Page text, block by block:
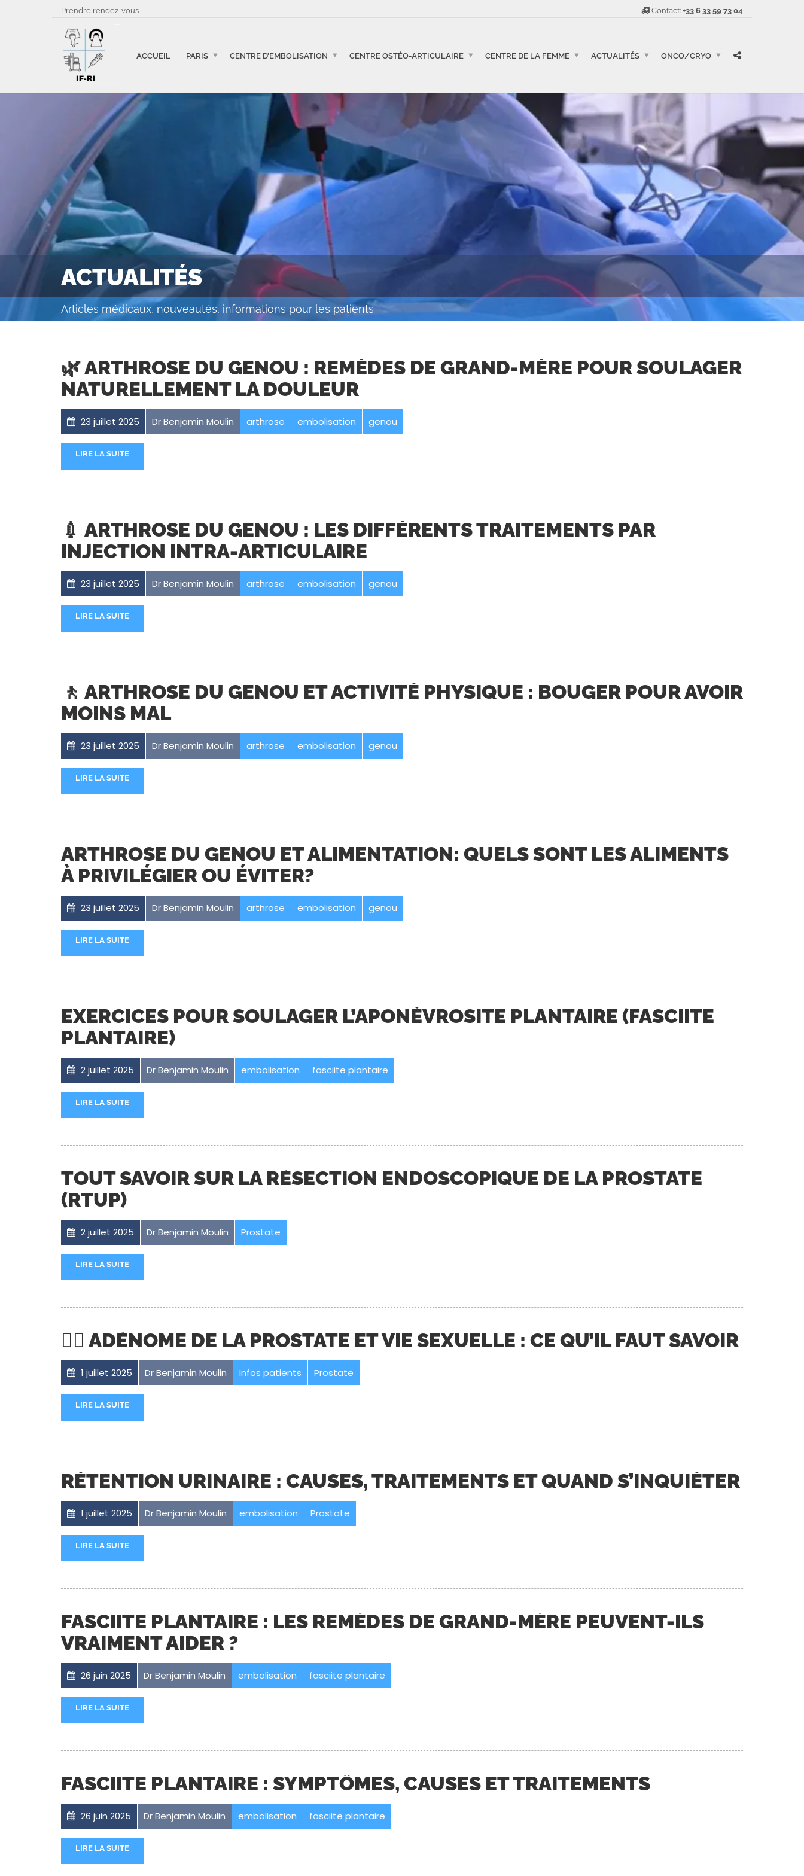
Prendre rendez-vous Contact: +33 6 33 59 73 04
ACCUEIL PARIS CENTRE D’EMBOLISATION CENTRE OSTÉO-ARTICULAIRE CENTRE DE LA FEMME ACTUALITÉS ONCO/CRYO
ACTUALITÉS
Articles médicaux, nouveautés, informations pour les patients
🌿 ARTHROSE DU GENOU : REMÈDES DE GRAND-MÈRE POUR SOULAGER
NATURELLEMENT LA DOULEUR
23 juillet 2025 Dr Benjamin Moulin arthrose embolisation genou
LIRE LA SUITE
💉 ARTHROSE DU GENOU : LES DIFFÉRENTS TRAITEMENTS PAR
INJECTION INTRA-ARTICULAIRE
23 juillet 2025 Dr Benjamin Moulin arthrose embolisation genou
LIRE LA SUITE
🚶 ARTHROSE DU GENOU ET ACTIVITÉ PHYSIQUE : BOUGER POUR AVOIR
MOINS MAL
23 juillet 2025 Dr Benjamin Moulin arthrose embolisation genou
LIRE LA SUITE
ARTHROSE DU GENOU ET ALIMENTATION: QUELS SONT LES ALIMENTS
À PRIVILÉGIER OU ÉVITER?
23 juillet 2025 Dr Benjamin Moulin arthrose embolisation genou
LIRE LA SUITE
EXERCICES POUR SOULAGER L’APONÉVROSITE PLANTAIRE (FASCIITE
PLANTAIRE)
2 juillet 2025 Dr Benjamin Moulin embolisation fasciite plantaire
LIRE LA SUITE
TOUT SAVOIR SUR LA RÉSECTION ENDOSCOPIQUE DE LA PROSTATE
(RTUP)
2 juillet 2025 Dr Benjamin Moulin Prostate
LIRE LA SUITE
👨‍⚕️ ADÉNOME DE LA PROSTATE ET VIE SEXUELLE : CE QU’IL FAUT SAVOIR
1 juillet 2025 Dr Benjamin Moulin Infos patients Prostate
LIRE LA SUITE
RÉTENTION URINAIRE : CAUSES, TRAITEMENTS ET QUAND S’INQUIÉTER
1 juillet 2025 Dr Benjamin Moulin embolisation Prostate
LIRE LA SUITE
FASCIITE PLANTAIRE : LES REMÈDES DE GRAND-MÈRE PEUVENT-ILS
VRAIMENT AIDER ?
26 juin 2025 Dr Benjamin Moulin embolisation fasciite plantaire
LIRE LA SUITE
FASCIITE PLANTAIRE : SYMPTÔMES, CAUSES ET TRAITEMENTS
26 juin 2025 Dr Benjamin Moulin embolisation fasciite plantaire
LIRE LA SUITE